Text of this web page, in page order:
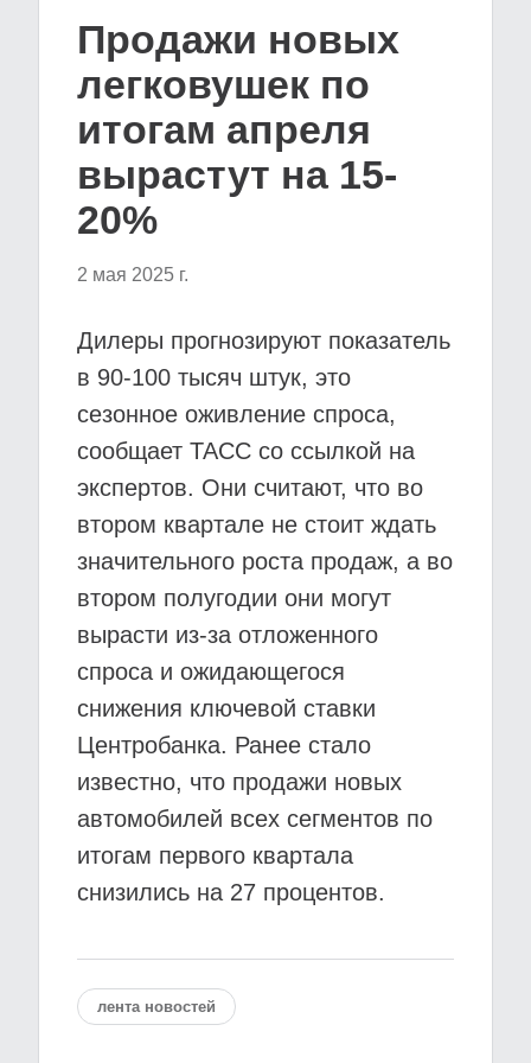
Продажи новых
легковушек по
итогам апреля
вырастут на 15-
20%
2 мая 2025 г.
Дилеры прогнозируют показатель
в 90-100 тысяч штук, это
сезонное оживление спроса,
сообщает ТАСС со ссылкой на
экспертов. Они считают, что во
втором квартале не стоит ждать
значительного роста продаж, а во
втором полугодии они могут
вырасти из-за отложенного
спроса и ожидающегося
снижения ключевой ставки
Центробанка. Ранее стало
известно, что продажи новых
автомобилей всех сегментов по
итогам первого квартала
снизились на 27 процентов.
лента новостей